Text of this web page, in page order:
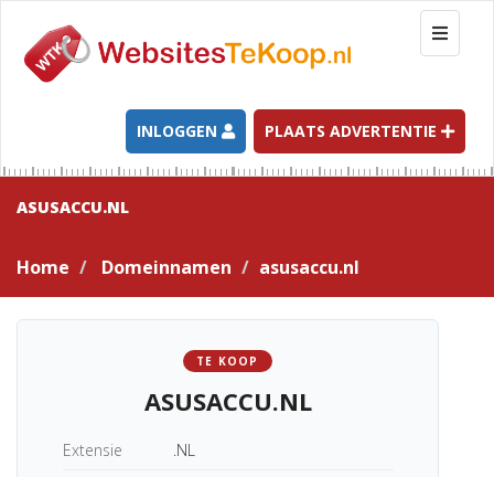
T
o
g
l
e
n
a
t
INLOGGEN PLAATS ADVERTENTIE
ASUSACCU.NL
Home Domeinnamen asusaccu.nl
TE KOOP
ASUSACCU.NL
Extensie
.NL